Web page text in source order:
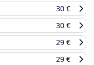
30 €
30 €
29 €
29 €